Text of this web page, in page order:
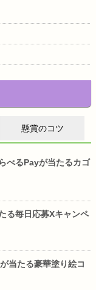
懸賞のコツ
べるPayが当たるカゴ
る毎日応募Xキャンペ
当たる豪華塗り絵コ